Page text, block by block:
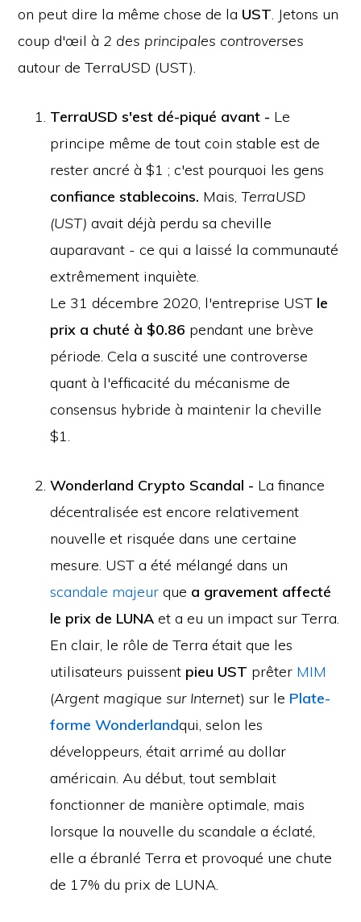
on peut dire la même chose de la UST. Jetons un
coup d'œil à 2 des principales controverses
autour de TerraUSD (UST).
TerraUSD s'est dé-piqué avant - Le
principe même de tout coin stable est de
rester ancré à $1 ; c'est pourquoi les gens
confiance stablecoins. Mais,TerraUSD
(UST) avait déjà perdu sa cheville
auparavant - ce qui a laissé la communauté
extrêmement inquiète.
Le 31 décembre 2020, l'entreprise UST le
prix a chuté à $0.86 pendant une brève
période. Cela a suscité une controverse
quant à l'efficacité du mécanisme de
consensus hybride à maintenir la cheville
$1.
Wonderland Crypto Scandal - La finance
décentralisée est encore relativement
nouvelle et risquée dans une certaine
mesure. UST a été mélangé dans un
scandale majeur que a gravement affecté
le prix de LUNA et a eu un impact sur Terra.
En clair, le rôle de Terra était que les
utilisateurs puissent pieu UST prêter MIM
(Argent magique sur Internet) sur le Plate-
forme Wonderlandqui, selon les
développeurs, était arrimé au dollar
américain. Au début, tout semblait
fonctionner de manière optimale, mais
lorsque la nouvelle du scandale a éclaté,
elle a ébranlé Terra et provoqué une chute
de 17% du prix de LUNA.